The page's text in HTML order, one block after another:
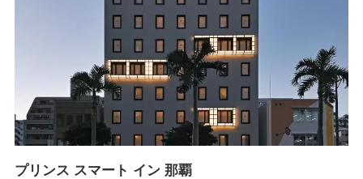
プリンス スマート イン 那覇